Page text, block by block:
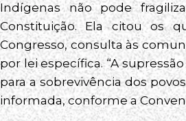
Indígenas não pode
Constituição. Ela citou os
Congresso, consulta às
por lei específica. “A
para a sobrevivência dos
informada, conforme a